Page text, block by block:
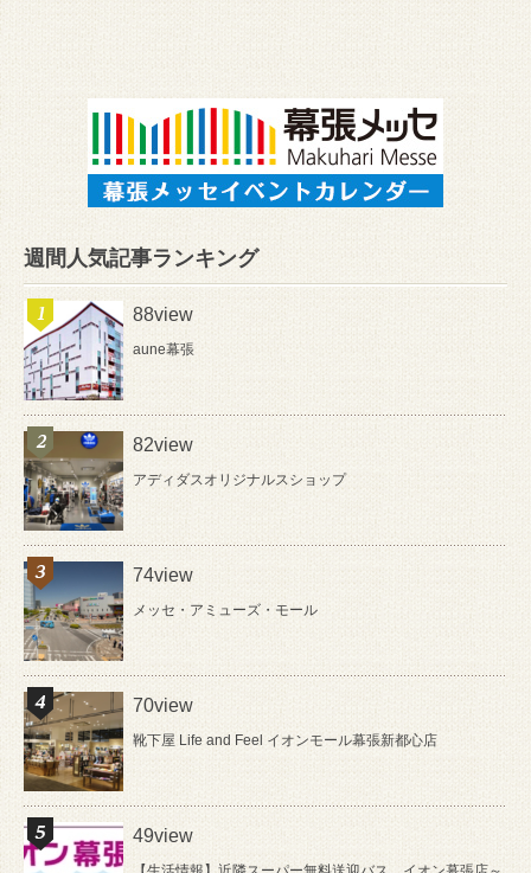
週間人気記事ランキング
88view
aune幕張
82view
アディダスオリジナルスショップ
74view
メッセ・アミューズ・モール
70view
靴下屋 Life and Feel イオンモール幕張新都心店
49view